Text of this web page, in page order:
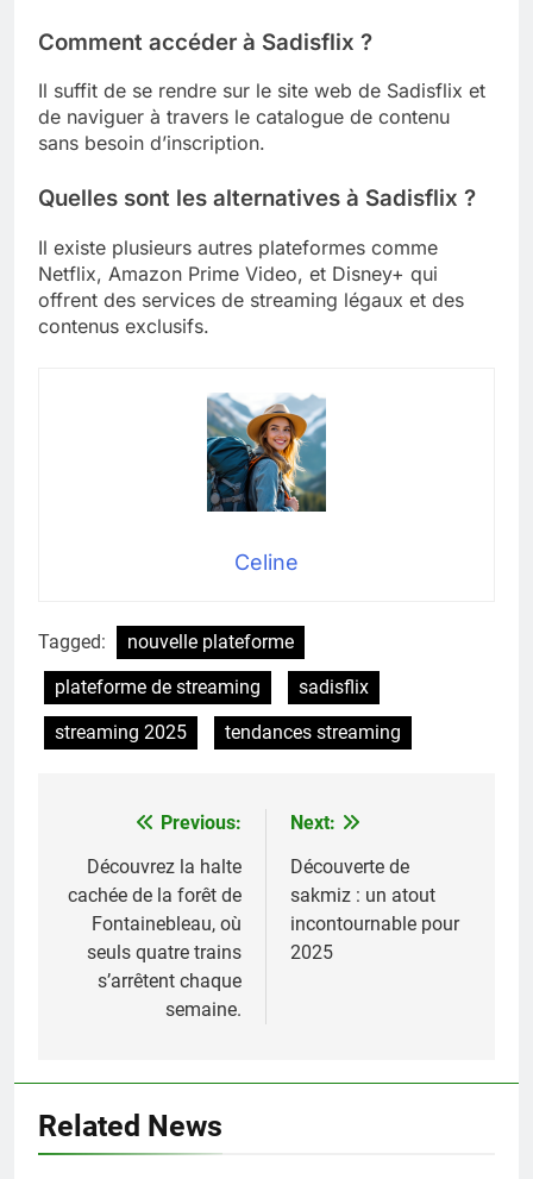
Comment accéder à Sadisflix ?
Il suffit de se rendre sur le site web de Sadisflix et
de naviguer à travers le catalogue de contenu
sans besoin d’inscription.
Quelles sont les alternatives à Sadisflix ?
Il existe plusieurs autres plateformes comme
Netflix, Amazon Prime Video, et Disney+ qui
offrent des services de streaming légaux et des
contenus exclusifs.
Celine
Tagged:
nouvelle plateforme
plateforme de streaming
sadisflix
streaming 2025
tendances streaming
Navigation
de
l’article
Previous:
Découvrez la halte
cachée de la forêt de
Fontainebleau, où
seuls quatre trains
s’arrêtent chaque
semaine.
Next:
Découverte de
sakmiz : un atout
incontournable pour
2025
Related News